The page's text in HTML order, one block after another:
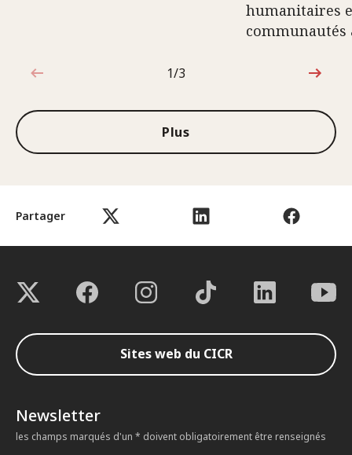
Partager
humanitaires
communautés
1sur3
1/3
Plus
Sites web du CICR
Newsletter
les champs marqués d'un * doivent obligatoirement être renseignés